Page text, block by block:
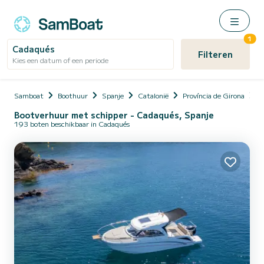
Cadaqués
Kies een datum of een periode Filteren
1
Samboat Boothuur Spanje Catalonië Província de Girona
Bootverhuur met schipper - Cadaqués, Spanje
193 boten beschikbaar in Cadaqués